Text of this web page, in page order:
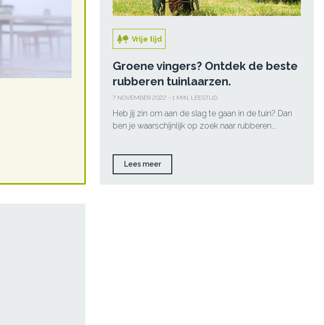
Vrije tijd
Groene vingers? Ontdek de beste
rubberen tuinlaarzen.
7 NOVEMBER 2022 - 1 MIN. LEESTIJD
Heb jij zin om aan de slag te gaan in de tuin? Dan
ben je waarschijnlijk op zoek naar rubberen...
Lees meer